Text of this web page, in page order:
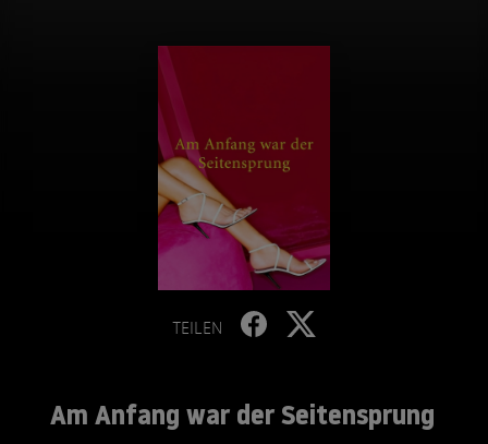
TEILEN
Am Anfang war der Seitensprung